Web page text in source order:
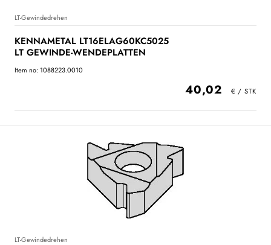
LT-Gewindedrehen
KENNAMETAL LT16ELAG60KC5025
LT GEWINDE-WENDEPLATTEN
Item no: 1088223.0010
40,02
LT-Gewindedrehen